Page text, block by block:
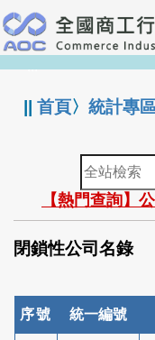
跳
到
主
要
:::
||首頁〉統計專
全
站
檢
索
【熱門查詢】
閉鎖性公司名錄
序號 統一編號